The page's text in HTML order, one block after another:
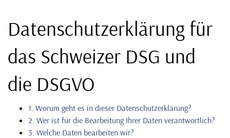
Datenschutzerklärung für
das Schweizer DSG und
die DSGVO
1. Worum geht es in dieser Datenschutzerklärung?
2. Wer ist für die Bearbeitung Ihrer Daten verantwortlich?
3. Welche Daten bearbeiten wir?